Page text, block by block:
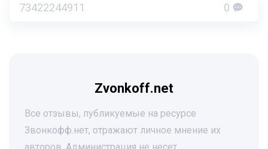
73422244911 0
Zvonkoff.net
Все отзывы, публикуемые на ресурсе
Звонкофф.нет, отражают личное мнение их